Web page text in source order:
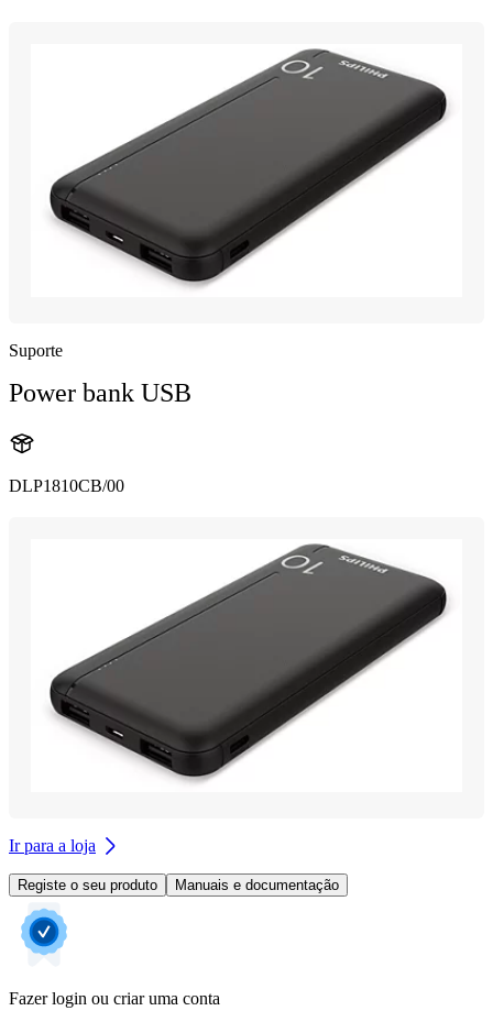
Suporte
Power bank USB
DLP1810CB/00
Ir para a loja
Registe o seu produto Manuais e documentação
Fazer login ou criar uma conta